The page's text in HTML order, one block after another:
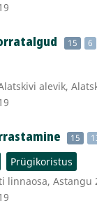
15 6
alevik,
15
Prügikoristus
linnaosa, Astangu